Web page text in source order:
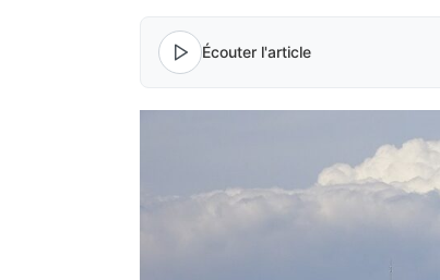
Écouter l'article